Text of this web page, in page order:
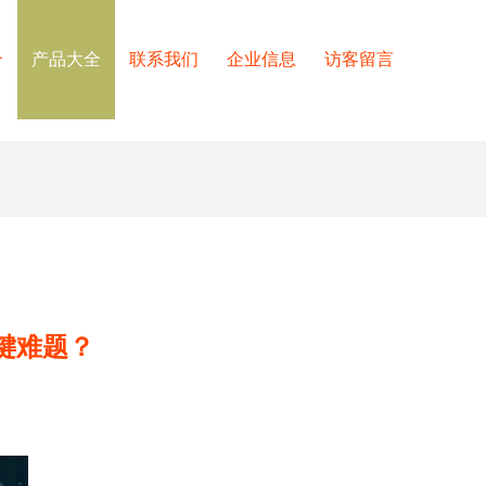
产品大全 联系我们 企业信息 访客留言
难题？